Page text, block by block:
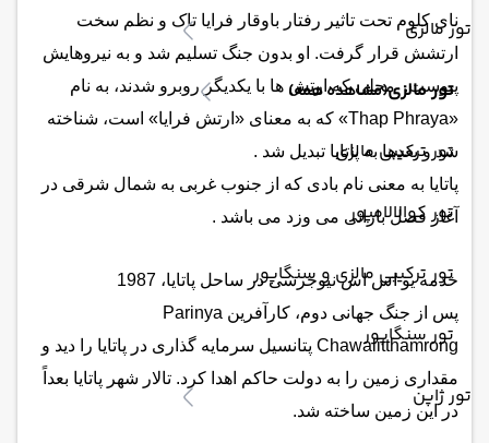
تور مالزی
تور مالزی(مشاهده همه)
تور ترکیبی مالزی
تور کوالالامپور
تور ترکیبی مالزی و سنگاپور
تور سنگاپور
تور ژاپن
نای کلوم تحت تاثیر رفتار باوقار فرایا تاک و نظم سخت
ارتشش قرار گرفت. او بدون جنگ تسلیم شد و به نیروهایش
پیوست. محلی که ارتش ها با یکدیگر روبرو شدند، به نام
«Thap Phraya» که به معنای «ارتش فرایا» است، شناخته
شد و بعدها به پاتایا تبدیل شد .
پاتایا به معنی نام بادی که از جنوب غربی به شمال شرقی در
آغاز فصل بارانی می وزد می باشد .
خدمه یو اس اس نیوجرسی در ساحل پاتایا، 1987
پس از جنگ جهانی دوم، کارآفرین Parinya
Chawalitthamrong پتانسیل سرمایه گذاری در پاتایا را دید و
مقداری زمین را به دولت حاکم اهدا کرد. تالار شهر پاتایا بعداً
در این زمین ساخته شد.